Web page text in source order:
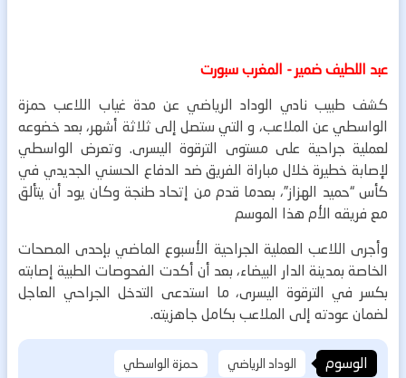
عبد اللطيف ضمير - المغرب سبورت
كشف طبيب نادي الوداد الرياضي عن مدة غياب اللاعب حمزة
الواسطي عن الملاعب، و التي ستصل إلى ثلاثة أشهر، بعد خضوعه
لعملية جراحية على مستوى الترقوة اليسرى. وتعرض الواسطي
لإصابة خطيرة خلال مباراة الفريق ضد الدفاع الحسني الجديدي في
كأس “حميد الهزاز”، بعدما قدم من إتحاد طنجة وكان يود أن يتألق
مع فريقه الأم هذا الموسم
وأجرى اللاعب العملية الجراحية الأسبوع الماضي بإحدى المصحات
الخاصة بمدينة الدار البيضاء، بعد أن أكدت الفحوصات الطبية إصابته
بكسر في الترقوة اليسرى، ما استدعى التدخل الجراحي العاجل
لضمان عودته إلى الملاعب بكامل جاهزيته.
الوسوم الوداد الرياضي حمزة الواسطي